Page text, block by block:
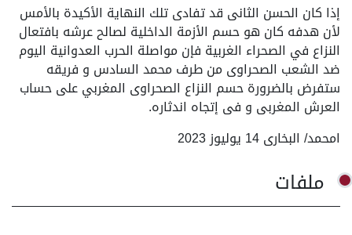
إذا كان الحسن الثانى قد تفادى تلك النهاية الأكيدة بالأمس
لأن هدفه كان هو حسم الأزمة الداخلية لصالح عرشه بافتعال
النزاع في الصحراء الغربية فإن مواصلة الحرب العدوانية اليوم
ضد الشعب الصحراوى من طرف محمد السادس و فريقه
ستفرض بالضرورة حسم النزاع الصحراوى المغربي على حساب
العرش المغربى و فى إتجاه اندثاره.
امحمد/ البخارى 14 يوليوز 2023
ملفات